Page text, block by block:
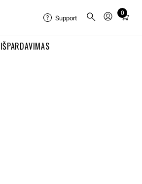
IŠPARDAVIMAS
Support
0
Total
in